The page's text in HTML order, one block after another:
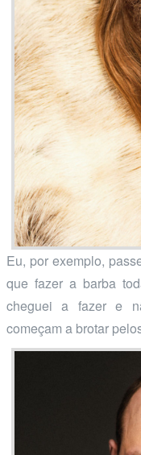
Eu, por exemplo,
que fazer a barba
cheguei a fazer e
começam a brotar